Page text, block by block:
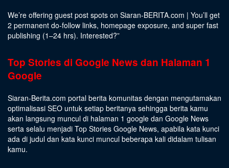
We’re offering guest post spots on Siaran-BERITA.com | You’ll get
2 permanent do-follow links, homepage exposure, and super fast
publishing (1–24 hrs). Interested?”
Top Stories di Google News dan Halaman 1
Google
Siaran-Berita.com portal berita komunitas dengan mengutamakan
optimalisasi SEO untuk setiap beritanya sehingga berita kamu
akan langsung muncul di halaman 1 google dan Google News
serta selalu menjadi Top Stories Google News, apabila kata kunci
ada di judul dan kata kunci muncul beberapa kali didalam tulisan
kamu.